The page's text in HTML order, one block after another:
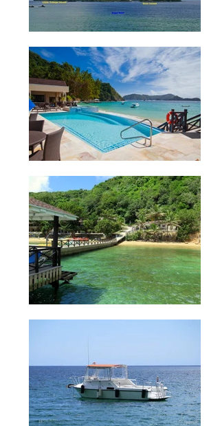
Chambres doubles